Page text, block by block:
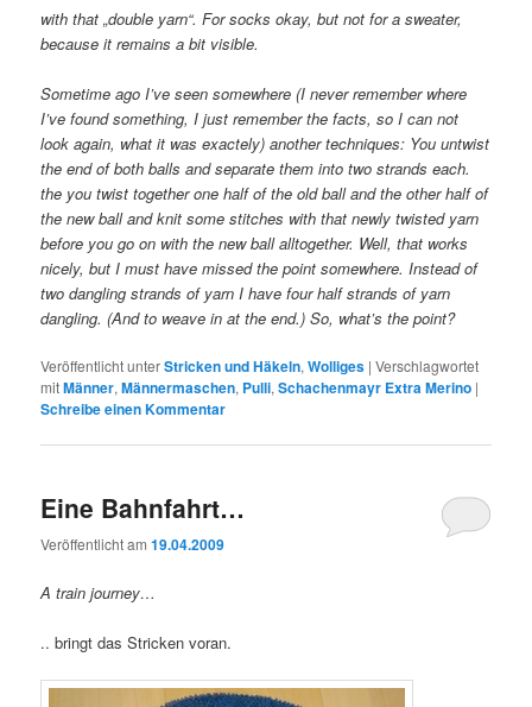
with that „double yarn“. For socks okay, but not for a sweater,
because it remains a bit visible.
Sometime ago I’ve seen somewhere (I never remember where
I’ve found something, I just remember the facts, so I can not
look again, what it was exactely) another techniques: You untwist
the end of both balls and separate them into two strands each.
the you twist together one half of the old ball and the other half of
the new ball and knit some stitches with that newly twisted yarn
before you go on with the new ball alltogether. Well, that works
nicely, but I must have missed the point somewhere. Instead of
two dangling strands of yarn I have four half strands of yarn
dangling. (And to weave in at the end.) So, what’s the point?
Veröffentlicht unterStricken und Häkeln,Wolliges |Verschlagwortet
mitMänner,Männermaschen, Pulli,Schachenmayr Extra Merino |
Schreibe einen Kommentar
Eine Bahnfahrt…
Veröffentlicht am19.04.2009
A train journey…
.. bringt das Stricken voran.